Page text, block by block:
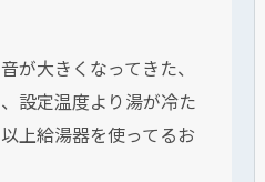
が大きくなってきた、
設定温度より湯が冷た
上給湯器を使ってるお